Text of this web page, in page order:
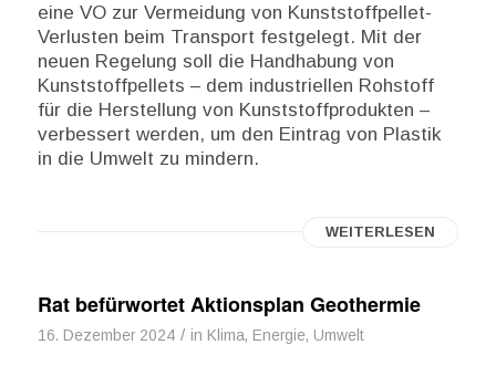
eine VO zur Vermeidung von Kunststoffpellet-
Verlusten beim Transport festgelegt. Mit der
neuen Regelung soll die Handhabung von
Kunststoffpellets – dem industriellen Rohstoff
für die Herstellung von Kunststoffprodukten –
verbessert werden, um den Eintrag von Plastik
in die Umwelt zu mindern.
WEITERLESEN
Rat befürwortet Aktionsplan Geothermie
16. Dezember 2024 / in Klima, Energie, Umwelt